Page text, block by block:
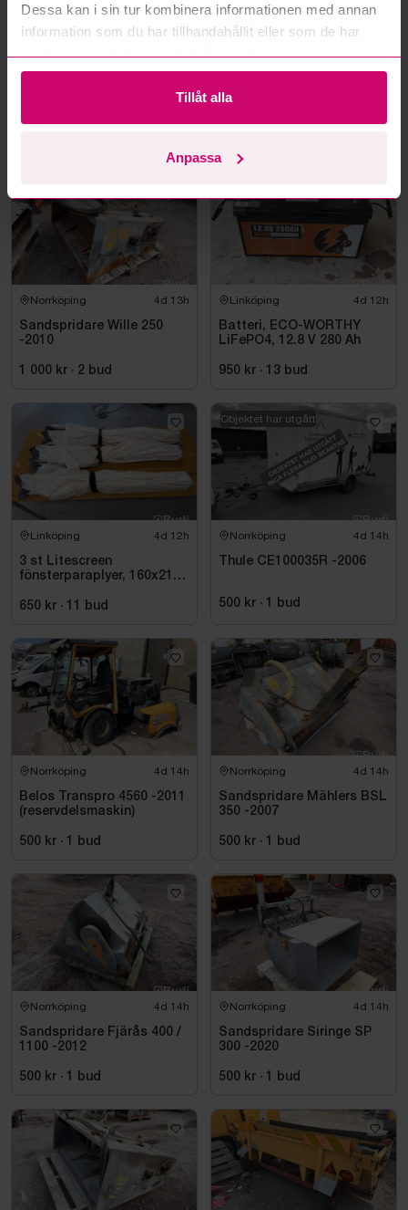
Dessa kan i sin tur kombinera informationen med annan
information som du har tillhandahållit eller som de har
samlat in när du har använt deras tjänster.
Tillåt alla
Anpassa
Sandspridare Wille 250
-2007
Norrköping 4d 13h
Sandspridare Wille 250
-2010
1 000 kr · 2 bud
Linköping 4d 12h
Batteri, ECO-WORTHY
LiFePO4, 12.8 V 280 Ah
950 kr · 13 bud
Linköping 4d 12h
3 st Litescreen
fönsterparaplyer, 160x210
650 kr · 11 bud
Norrköping 4d 14h
Thule CE100035R -2006
500 kr · 1 bud
Objektet har utgått
Norrköping 4d 14h
Belos Transpro 4560 -2011
(reservdelsmaskin)
500 kr · 1 bud
Norrköping 4d 14h
Sandspridare Mählers BSL
350 -2007
500 kr · 1 bud
Norrköping 4d 14h
Sandspridare Fjärås 400 /
1100 -2012
500 kr · 1 bud
Norrköping 4d 14h
Sandspridare Siringe SP
300 -2020
500 kr · 1 bud